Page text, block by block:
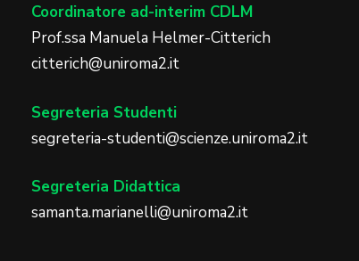
Coordinatore ad-interim CDLM
Prof.ssa Manuela Helmer-Citterich
citterich@uniroma2.it
Segreteria Studenti
segreteria-studenti@scienze.uniroma2.it
Segreteria Didattica
samanta.marianelli@uniroma2.it